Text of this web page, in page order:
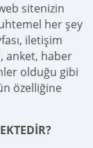
sitenizin
her şey
iletişim
anket, haber
olduğu gibi
özelliğine